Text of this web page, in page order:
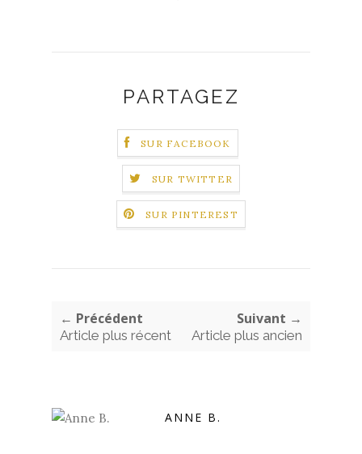
PARTAGEZ
SUR FACEBOOK
SUR TWITTER
SUR PINTEREST
← Précédent
Article plus récent
Suivant →
Article plus ancien
ANNE B.